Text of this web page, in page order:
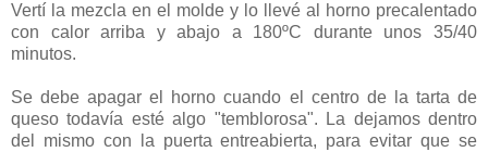
Vertí la mezcla en el molde y lo llevé al horno precalentado
con calor arriba y abajo a 180ºC durante unos 35/40
minutos.
Se debe apagar el horno cuando el centro de la tarta de
queso todavía esté algo "temblorosa". La dejamos dentro
del mismo con la puerta entreabierta, para evitar que se